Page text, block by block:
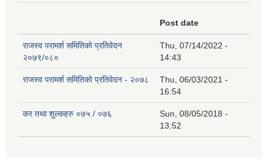
Post date
राजस्व परामर्श समितिको प्रतिवेदन
२०७९/०८०
Thu, 07/14/2022 -
14:43
राजस्व परामर्श समितिको प्रतिवेदन - २०७८
Thu, 06/03/2021 -
16:54
कर तथा शुल्कहरु ०७५ / ०७६
Sun, 08/05/2018 -
13:52